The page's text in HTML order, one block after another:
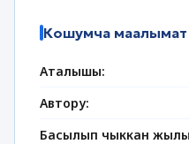
Кошумча маалымат
Аталышы:
Автору:
Басылып чыккан